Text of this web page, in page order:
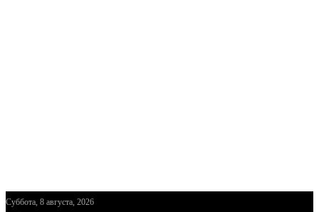
Суббота, 8 августа, 2026